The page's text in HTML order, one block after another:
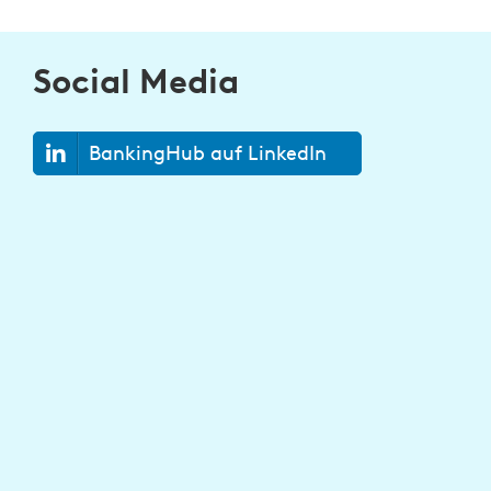
Social Media
BankingHub auf LinkedIn